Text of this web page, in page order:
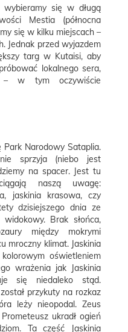
wybieramy się w długą
Mestia (północna
się w kilku miejscach –
Jednak przed wyjazdem
targ w Kutaisi, aby
lokalnego sera,
– w tym oczywiście
Park Narodowy Sataplia.
sprzyja (niebo jest
na spacer. Jest tu
naszą uwagę:
jaskinia krasowa, czy
dzisiejszego dnia ze
Brak słońca,
między mokrymi
mroczny klimat. Jaskinia
oświetleniem
wrażenia jak Jaskinia
się niedaleko stąd.
przykuty na rozkaz
leży nieopodal. Zeus
ukradł ogień
Ta część Jaskinia